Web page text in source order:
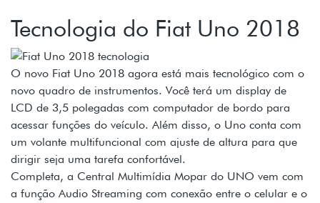
Tecnologia do Fiat Uno 2018
O novo Fiat Uno 2018 agora está mais tecnológico com o
novo quadro de instrumentos. Você terá um display de
LCD de 3,5 polegadas com computador de bordo para
acessar funções do veículo. Além disso, o Uno conta com
um volante multifuncional com ajuste de altura para que
dirigir seja uma tarefa confortável.
Completa, a Central Multimídia Mopar do UNO vem com
a função Audio Streaming com conexão entre o celular e o